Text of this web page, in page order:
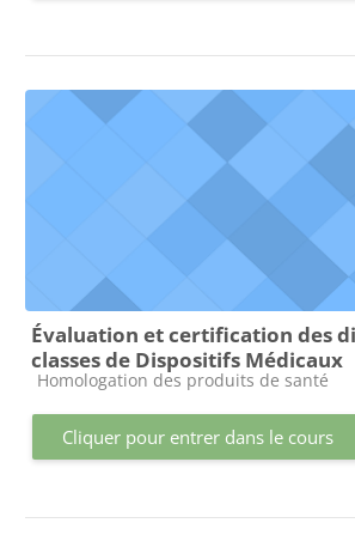
Évaluation et certification des
classes de Dispositifs Médicaux
Catégorie de cours
Homologation des produits de santé
Cliquer pour entrer dans le cours